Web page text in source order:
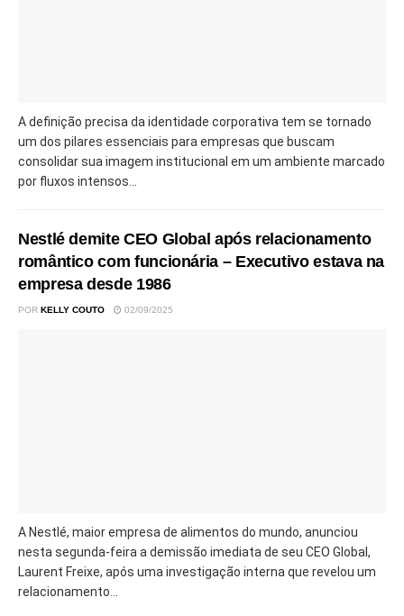
A definição precisa da identidade corporativa tem se tornado
um dos pilares essenciais para empresas que buscam
consolidar sua imagem institucional em um ambiente marcado
por fluxos intensos...
Nestlé demite CEO Global após relacionamento
romântico com funcionária – Executivo estava na
empresa desde 1986
POR KELLY COUTO 02/09/2025
A Nestlé, maior empresa de alimentos do mundo, anunciou
nesta segunda-feira a demissão imediata de seu CEO Global,
Laurent Freixe, após uma investigação interna que revelou um
relacionamento...